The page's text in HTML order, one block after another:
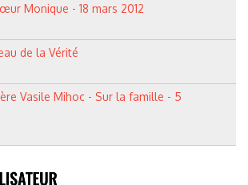
Monique - 18 mars 2012
de la Vérité
Vasile Mihoc - Sur la famille - 5